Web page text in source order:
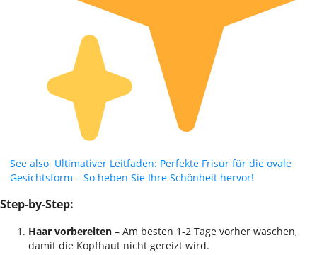
See also Ultimativer Leitfaden: Perfekte Frisur für die ovale
Gesichtsform – So heben Sie Ihre Schönheit hervor!
Step-by-Step:
Haar vorbereiten – Am besten 1-2 Tage vorher waschen,
damit die Kopfhaut nicht gereizt wird.